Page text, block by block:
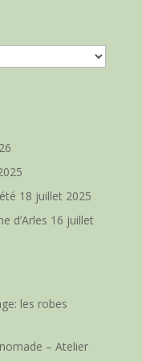
18 juillet 2025
d’Arles 16 juillet
les robes
– Atelier